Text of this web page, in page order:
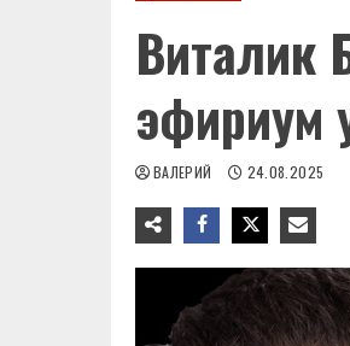
Виталик
эфириум
ВАЛЕРИЙ 24.08.2025